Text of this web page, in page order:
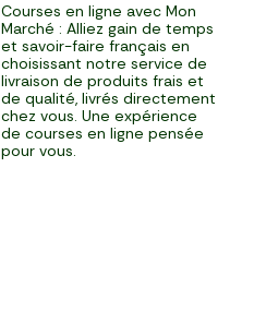
Courses en ligne avec Mon
Marché : Alliez gain de temps
et savoir-faire français en
choisissant notre service de
livraison de produits frais et
de qualité, livrés directement
chez vous. Une expérience
de courses en ligne pensée
pour vous.